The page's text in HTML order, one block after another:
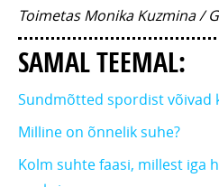
Toimetas Monika Kuzmina /
SAMAL TEEMAL:
Sundmõtted spordist võivad
Milline on õnnelik suhe?
Kolm suhte faasi, millest iga